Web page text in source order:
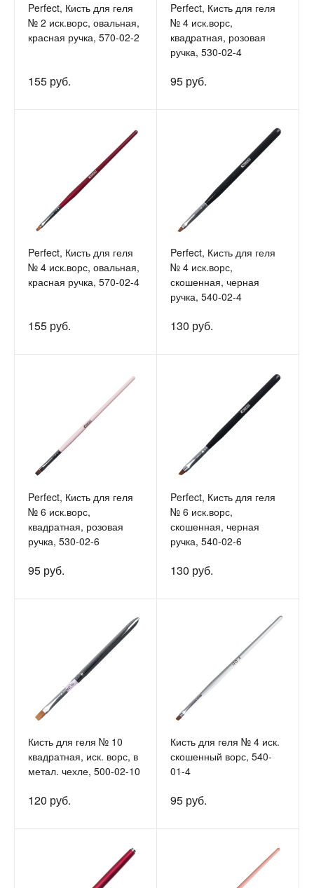
Perfect, Кисть для геля
№ 2 иск.ворс, овальная,
красная ручка, 570-02-2
155 руб.
Perfect, Кисть для геля
№ 4 иск.ворс,
квадратная, розовая
ручка, 530-02-4
95 руб.
Perfect, Кисть для геля
№ 4 иск.ворс, овальная,
красная ручка, 570-02-4
155 руб.
Perfect, Кисть для геля
№ 4 иск.ворс,
скошенная, черная
ручка, 540-02-4
130 руб.
Perfect, Кисть для геля
№ 6 иск.ворс,
квадратная, розовая
ручка, 530-02-6
95 руб.
Perfect, Кисть для геля
№ 6 иск.ворс,
скошенная, черная
ручка, 540-02-6
130 руб.
Кисть для геля № 10
квадратная, иск. ворс, в
метал. чехле, 500-02-10
120 руб.
Кисть для геля № 4 иск.
скошенный ворс, 540-
01-4
95 руб.